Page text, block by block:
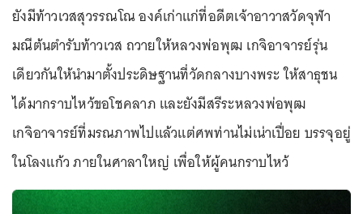
ยังมีท้าวเวสสุวรรณโณ องค์เก่าแก่ที่อดีตเจ้าอาวาสวัดจุฬา
มณีต้นตำรับท้าวเวส ถวายให้หลวงพ่อพุฒ เกจิอาจารย์รุ่น
เดียวกันให้นำมาตั้งประดิษฐานที่วัดกลางบางพระ ให้สาธุชน
ได้มากราบไหว้ขอโชคลาภ และยังมีสรีระหลวงพ่อพุฒ
เกจิอาจารย์ที่มรณภาพไปแล้วแต่ศพท่านไม่เน่าเปื่อย บรรจุอยู่
ในโลงแก้ว ภายในศาลาใหญ่ เพื่อให้ผู้คนกราบไหว้